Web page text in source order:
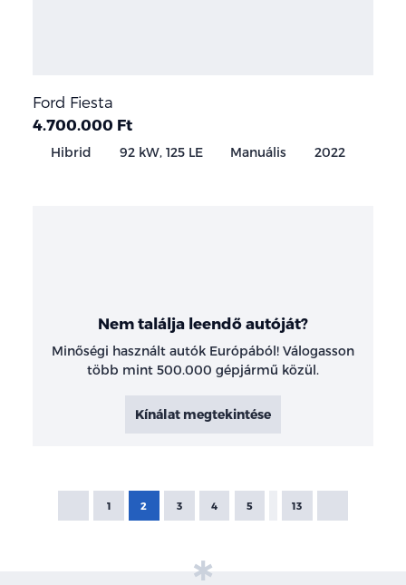
Ford Fiesta
4.700.000 Ft
Hibrid 92 kW, 125 LE Manuális 2022
Nem találja leendő autóját?
Minőségi használt autók Európából! Válogasson
több mint 500.000 gépjármű közül.
Kínálat megtekintése
1 2 3 4 5 13